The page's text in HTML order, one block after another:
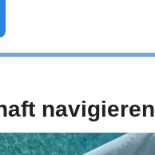
navigieren